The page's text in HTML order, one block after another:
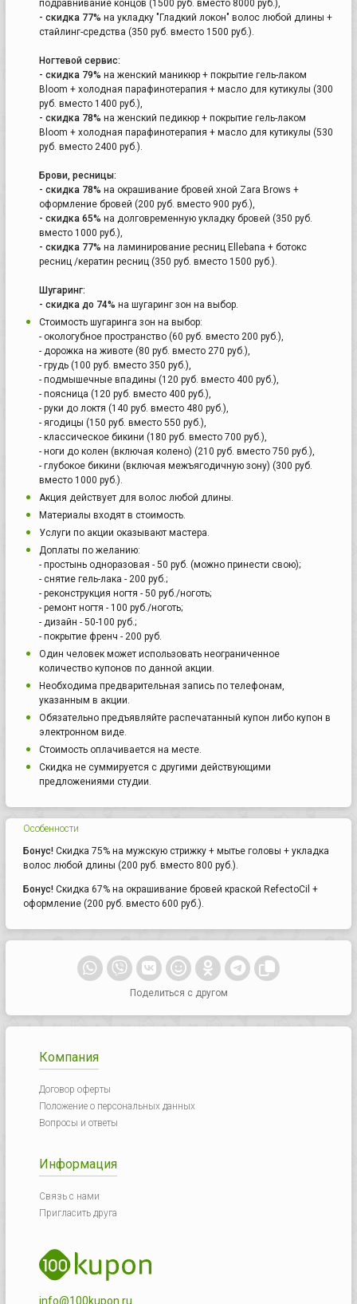
подравнивание концов (1500 руб. вместо 8000 руб.),
- скидка 77% на укладку "Гладкий локон" волос любой длины +
стайлинг-средства (350 руб. вместо 1500 руб.).
Ногтевой сервис:
- скидка 79% на женский маникюр + покрытие гель-лаком
Bloom + холодная парафинотерапия + масло для кутикулы (300
руб. вместо 1400 руб.),
- скидка 78% на женский педикюр + покрытие гель-лаком
Bloom + холодная парафинотерапия + масло для кутикулы (530
руб. вместо 2400 руб.).
Брови, ресницы:
- скидка 78% на окрашивание бровей хной Zara Brows +
оформление бровей (200 руб. вместо 900 руб.),
- скидка 65% на долговременную укладку бровей (350 руб.
вместо 1000 руб.),
- скидка 77% на ламинирование ресниц Ellebana + ботокс
ресниц /кератин ресниц (350 руб. вместо 1500 руб.).
Шугаринг:
- скидка до 74% на шугаринг зон на выбор.
Стоимость шугаринга зон на выбор:
- окологубное пространство (60 руб. вместо 200 руб.),
- дорожка на животе (80 руб. вместо 270 руб.),
- грудь (100 руб. вместо 350 руб.),
- подмышечные впадины (120 руб. вместо 400 руб.),
- поясница (120 руб. вместо 400 руб.),
- руки до локтя (140 руб. вместо 480 руб.),
- ягодицы (150 руб. вместо 550 руб.),
- классическое бикини (180 руб. вместо 700 руб.),
- ноги до колен (включая колено) (210 руб. вместо 750 руб.),
- глубокое бикини (включая межъягодичную зону) (300 руб.
вместо 1000 руб.).
Акция действует для волос любой длины.
Материалы входят в стоимость.
Услуги по акции оказывают мастера.
Доплаты по желанию:
- простынь одноразовая - 50 руб. (можно принести свою);
- снятие гель-лака - 200 руб.;
- реконструкция ногтя - 50 руб./ноготь;
- ремонт ногтя - 100 руб./ноготь;
- дизайн - 50-100 руб.;
- покрытие френч - 200 руб.
Один человек может использовать неограниченное
количество купонов по данной акции.
Необходима предварительная запись по телефонам,
указанным в акции.
Обязательно предъявляйте распечатанный купон либо купон в
электронном виде.
Стоимость оплачивается на месте.
Скидка не суммируется с другими действующими
предложениями студии.
Особенности
Бонус! Скидка 75% на мужскую стрижку + мытье головы + укладка
волос любой длины (200 руб. вместо 800 руб.).
Бонус! Скидка 67% на окрашивание бровей краской RefectoCil +
оформление (200 руб. вместо 600 руб.).
Поделиться с другом
Компания
Договор оферты
Положение о персональных данных
Вопросы и ответы
Информация
Связь с нами
Пригласить друга
info@100kupon.ru